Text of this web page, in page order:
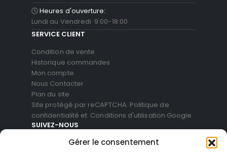
Gérer le consentement
Heures d'ouverture:
Lundi au Vendredi 9:00-18:00
SERVICE CLIENT
Condition de vente
Historique commandes
Mon compte
Nous Contacter
Plan du site
Site protégé par reCAPTCHA. Politique de
confidentialité et Conditions d'utilisation Google
SUIVEZ-NOUS